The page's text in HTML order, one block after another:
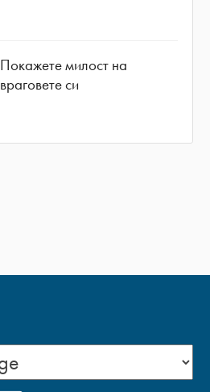
Покажете милост на
враговете си